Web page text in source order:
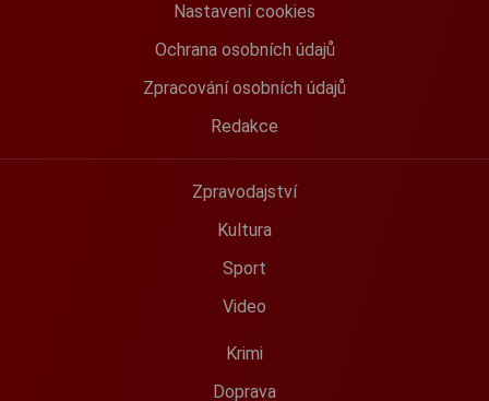
Nastavení cookies
Ochrana osobních údajů
Zpracování osobních údajů
Redakce
Zpravodajství
Kultura
Sport
Video
Krimi
Doprava